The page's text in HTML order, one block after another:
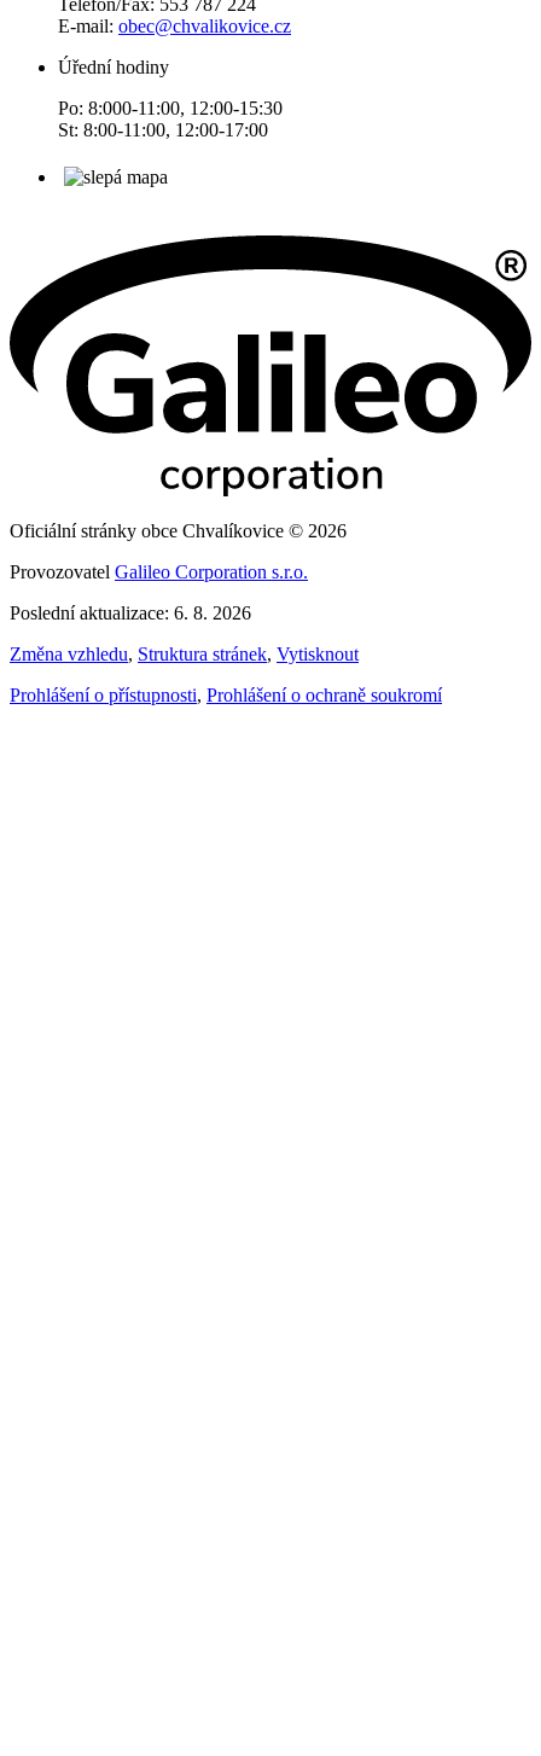
Telefon/Fax: 553 787 224
E-mail: obec@chvalikovice.cz
Úřední hodiny
Po: 8:000-11:00, 12:00-15:30
St: 8:00-11:00, 12:00-17:00
Oficiální stránky obce Chvalíkovice © 2026
Provozovatel Galileo Corporation s.r.o.
Poslední aktualizace: 6. 8. 2026
Změna vzhledu, Struktura stránek, Vytisknout
Prohlášení o přístupnosti, Prohlášení o ochraně soukromí